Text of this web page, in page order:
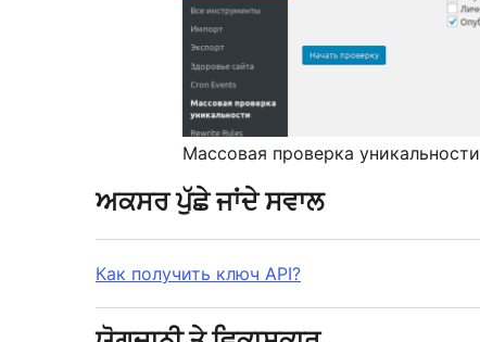
Массовая проверка уникальности
ਅਕਸਰ ਪੁੱਛੇ ਜਾਂਦੇ ਸਵਾਲ
Как получить ключ API?